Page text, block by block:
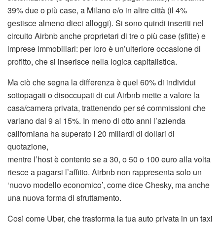
39% due o più case, a Milano e/o in altre città (il 4%
gestisce almeno dieci alloggi). Si sono quindi inseriti nel
circuito Airbnb anche proprietari di tre o più case (sfitte) e
imprese immobiliari: per loro è un’ulteriore occasione di
profitto, che si inserisce nella logica capitalistica.
Ma ciò che segna la differenza è quel 60% di individui
sottopagati o disoccupati di cui Airbnb mette a valore la
casa/camera privata, trattenendo per sé commissioni che
variano dal 9 al 15%. In meno di otto anni l’azienda
californiana ha superato i 20 miliardi di dollari di
quotazione,
mentre l’host è contento se a 30, o 50 o 100 euro alla volta
riesce a pagarsi l’affitto. Airbnb non rappresenta solo un
‘nuovo modello economico’, come dice Chesky, ma anche
una nuova forma di sfruttamento.
Così come Uber, che trasforma la tua auto privata in un taxi